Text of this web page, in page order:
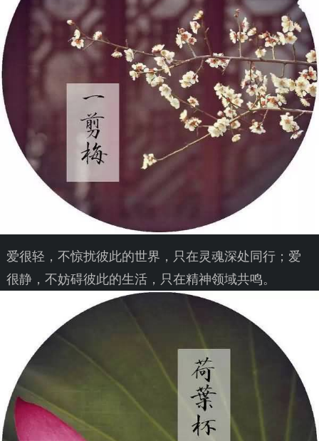
爱很轻，不惊扰彼此的世界，只在灵魂深处同行；爱
很静，不妨碍彼此的生活，只在精神领域共鸣。